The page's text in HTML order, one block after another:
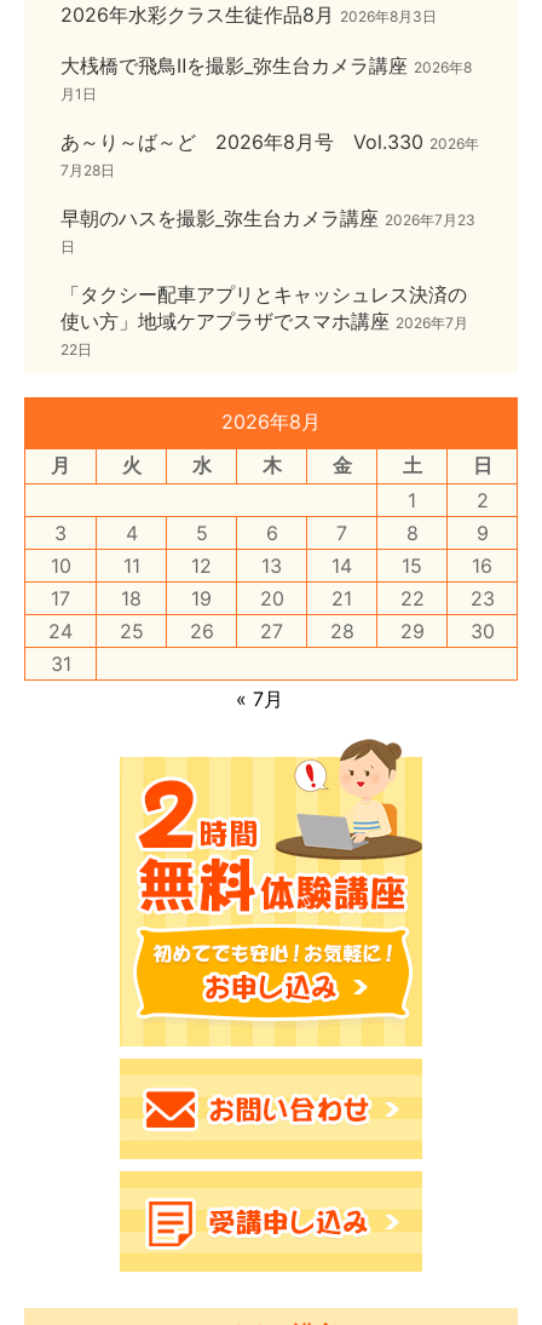
2026年水彩クラス生徒作品8月 2026年8月3日
大桟橋で飛鳥Ⅱを撮影_弥生台カメラ講座 2026年8
月1日
あ～り～ば～ど 2026年8月号 Vol.330 2026年
7月28日
早朝のハスを撮影_弥生台カメラ講座 2026年7月23
日
「タクシー配車アプリとキャッシュレス決済の
使い方」地域ケアプラザでスマホ講座 2026年7月
22日
2026年8月
月
火 水 木 金 土
日
1
2
3
4 5 6 7 8
9
10
11 12 13 14 15
16
17
18 19 20 21 22
23
24
25 26 27 28 29
30
31
« 7月